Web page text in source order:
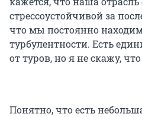
стрессоустойчивой за
что мы постоянно
турбулентности. Есть
от туров, но я не скажу,
Понятно, что есть